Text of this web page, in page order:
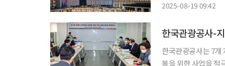
2025-08-19 09:42
한국관광공사-
한국관광공사는 7개
복을 위한 사업을 적극적으로